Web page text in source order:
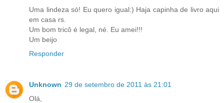
Uma lindeza só! Eu quero igual:) Haja capinha de livro aqui
em casa rs.
Um bom tricô é legal, né. Eu amei!!!
Um beijo
Responder
Unknown 29 de setembro de 2011 às 21:01
Olá,